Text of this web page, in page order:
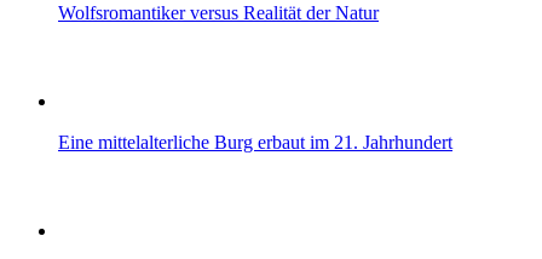
Wolfsromantiker versus Realität der Natur
Eine mittelalterliche Burg erbaut im 21. Jahrhundert